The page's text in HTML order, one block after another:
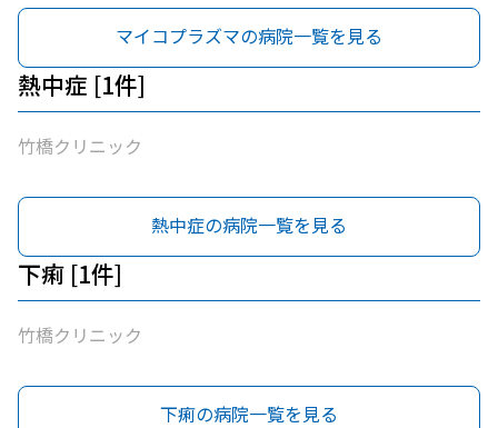
マイコプラズマの病院一覧を見る
熱中症 [1件]
竹橋クリニック
熱中症の病院一覧を見る
下痢 [1件]
竹橋クリニック
下痢の病院一覧を見る